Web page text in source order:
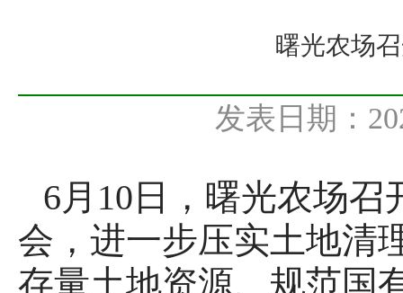
曙光农场
发表日期：
6月10日，曙光农场召
会，进一步压实土地清
存量土地资源、规范国